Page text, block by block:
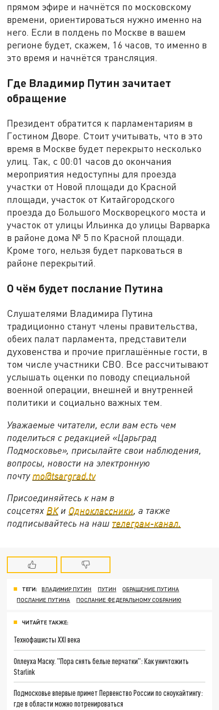
прямом эфире и начнётся по московскому
времени, ориентироваться нужно именно на
него. Если в полдень по Москве в вашем
регионе будет, скажем, 16 часов, то именно в
это время и начнётся трансляция.
Где Владимир Путин зачитает
обращение
Президент обратится к парламентариям в
Гостином Дворе. Стоит учитывать, что в это
время в Москве будет перекрыто несколько
улиц. Так, с 00:01 часов до окончания
мероприятия недоступны для проезда
участки от Новой площади до Красной
площади, участок от Китайгородского
проезда до Большого Москворецкого моста и
участок от улицы Ильинка до улицы Варварка
в районе дома № 5 по Красной площади.
Кроме того, нельзя будет парковаться в
районе перекрытий.
О чём будет послание Путина
Слушателями Владимира Путина
традиционно станут члены правительства,
обеих палат парламента, представители
духовенства и прочие приглашённые гости, в
том числе участники СВО. Все рассчитывают
услышать оценки по поводу специальной
военной операции, внешней и внутренней
политики и социально важных тем.
Уважаемые читатели, если вам есть чем
поделиться с редакцией «Царьград
Подмосковье», присылайте свои наблюдения,
вопросы, новости на электронную
почту mo@tsargrad.tv
Присоединяйтесь к нам в
соцсетях ВКи Одноклассники, а также
подписывайтесь на наш телеграм-канал.
ТЕГИ: ВЛАДИМИР ПУТИН ПУТИН
ОБРАЩЕНИЕ ПУТИНА
ПОСЛАНИЕ ПУТИНА
ПОСЛАНИЕ ФЕДЕРАЛЬНОМУ СОБРАНИЮ
ЧИТАЙТЕ ТАКЖЕ:
Технофашисты XXI века
Оплеуха Маску. "Пора снять белые перчатки": Как уничтожить
Starlink
Подмосковье впервые примет Первенство России по сноукайтингу:
где в области можно потренироваться